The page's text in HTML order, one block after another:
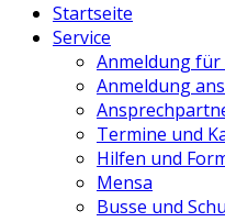
Startseite
Service
Anmeldung für
Anmeldung
Termine und
Hilfen und
Mensa
Busse und